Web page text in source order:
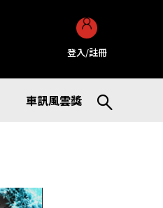
登入/註冊
車訊風雲獎